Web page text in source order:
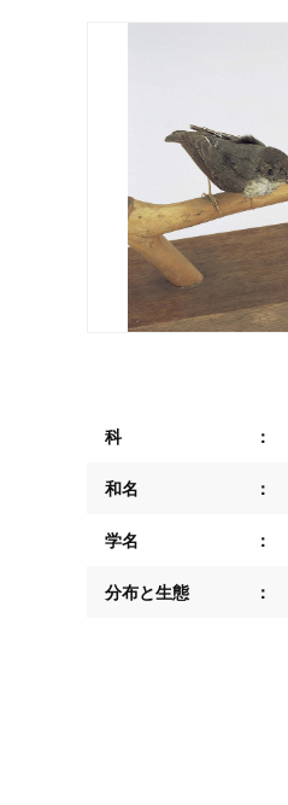
科
和名
学名
分布と生態